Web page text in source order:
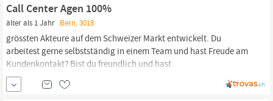
Produkten, ist auf der Suche nach mehreren motivierten
Agents.
Call Center Agen 100%
älter als 1 Jahr Bern, 3018
grössten Akteure auf dem Schweizer Markt entwickelt. Du
arbeitest gerne selbstständig in einem Team und hast Freude am
Kundenkontakt? Bist du freundlich und hast
Durchsetzungsvermögen? Wir suchen
Aufgaben bei Omnicom Durch professionelle Verkaufsgespräche